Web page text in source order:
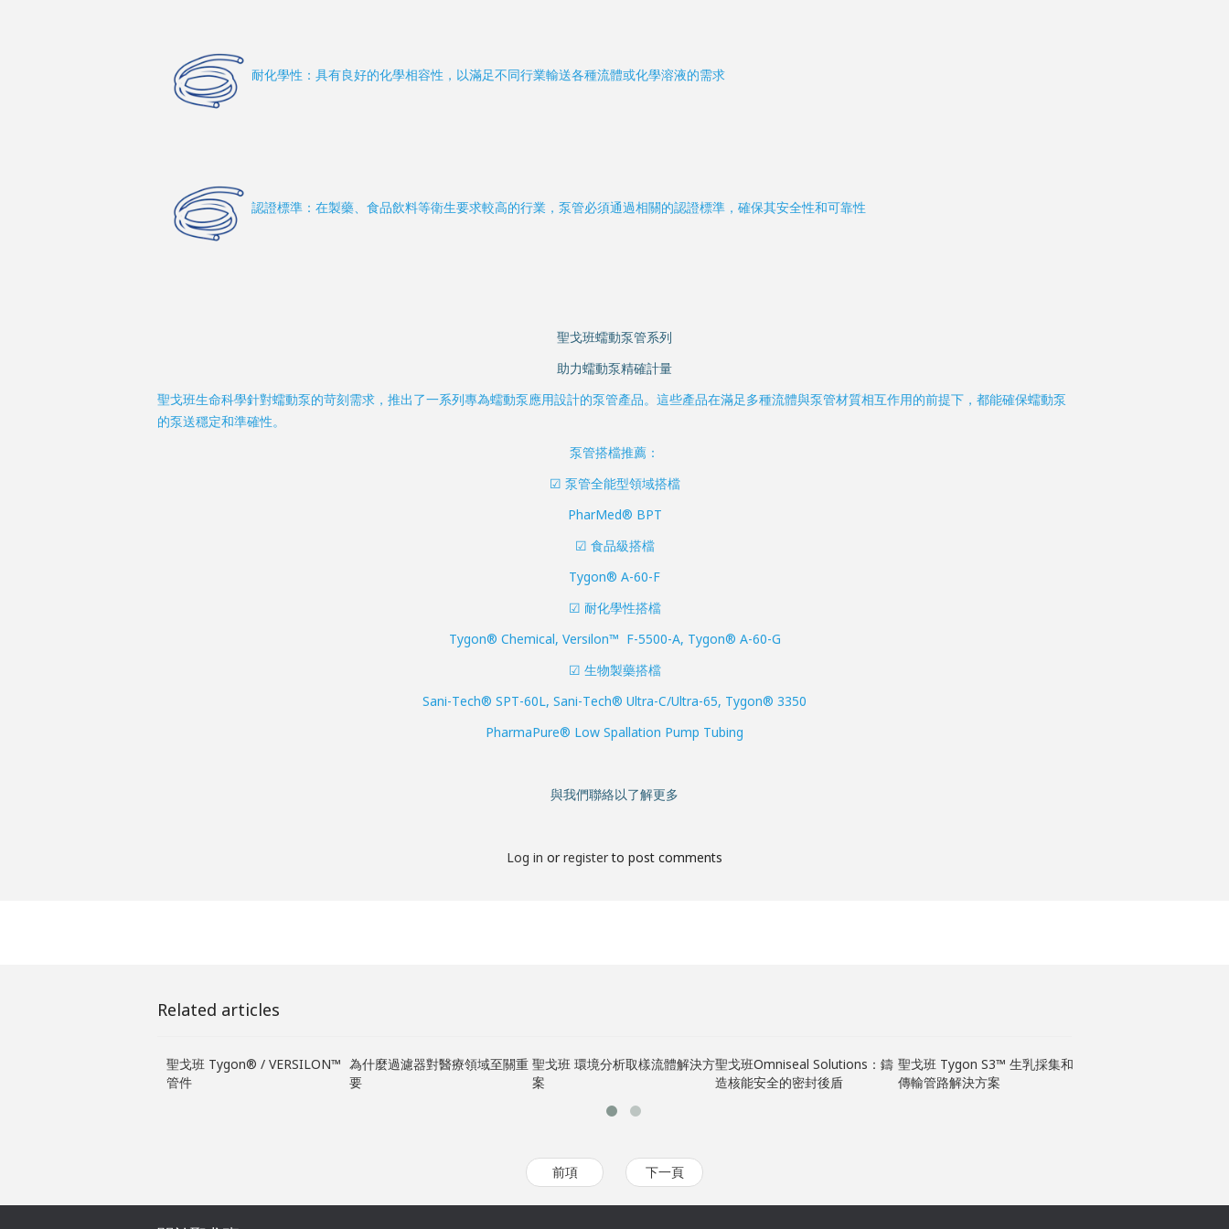
耐化學性：具有良好的化學相容性，以滿足不同行業輸送各種流體或化學溶液的需求
認證標準：在製藥、食品飲料等衛生要求較高的行業，泵管必須通過相關的認證標準，確保其安全性和可靠性
聖戈班蠕動泵管系列
助力蠕動泵精確計量
聖戈班生命科學針對蠕動泵的苛刻需求，推出了一系列專為蠕動泵應用設計的泵管產品。這些產品在滿足多種流體與泵管材質相互作用的前提下，都能確保蠕動泵
的泵送穩定和準確性。
泵管搭檔推薦：
☑ 泵管全能型領域搭檔
PharMed® BPT
☑ 食品級搭檔
Tygon® A-60-F
☑ 耐化學性搭檔
Tygon® Chemical, Versilon™ F-5500-A, Tygon® A-60-G
☑ 生物製藥搭檔
Sani-Tech® SPT-60L, Sani-Tech® Ultra-C/Ultra-65, Tygon® 3350
PharmaPure® Low Spallation Pump Tubing
與我們聯絡以了解更多
Log in orregisterto post comments
Related articles
聖戈班 Tygon® / VERSILON™
管件
為什麼過濾器對醫療領域至關重
要
聖戈班 環境分析取樣流體解決方
案
聖戈班Omniseal Solutions：鑄
造核能安全的密封後盾
聖戈班 Tygon S3™ 生乳採集和
傳輸管路解決方案
前項 下一頁